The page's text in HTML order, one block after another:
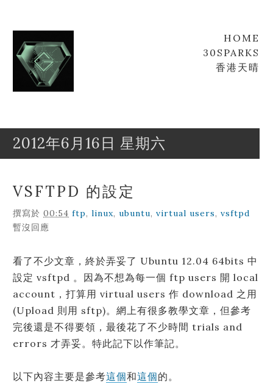
Goofyz
HOME
30SPARKS
香港天晴
2012年6月16日 星期六
VSFTPD 的設定
撰寫於00:54 ftp,linux,ubuntu,virtual users,vsftpd
暫沒回應
看了不少文章，終於弄妥了 Ubuntu 12.04 64bits 中
設定 vsftpd 。因為不想為每一個 ftp users 開 local
account，打算用 virtual users 作 download 之用
(Upload 則用 sftp)。網上有很多教學文章，但參考
完後還是不得要領，最後花了不少時間 trials and
errors 才弄妥。特此記下以作筆記。
以下內容主要是參考這個和這個的。